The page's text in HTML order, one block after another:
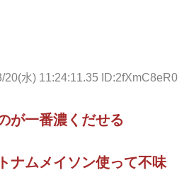
20(水) 11:24:11.35 ID:2fXmC8eR0
が一番濃くだせる
ナムメイソン使って不味